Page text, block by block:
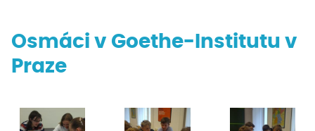
Osmáci v Goethe-Institutu v
Praze